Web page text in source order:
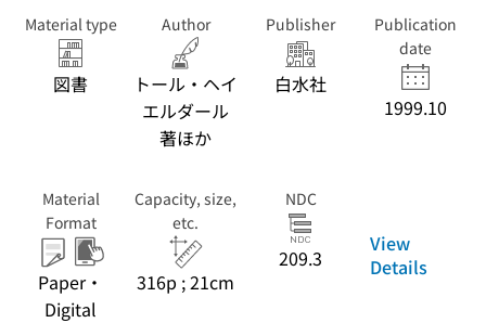
Material type
図書
Author
トール・ヘイ
エルダール
著ほか
Publisher
白水社
Publication
date
1999.10
Material
Format
Paper・
Digital
Capacity, size,
etc.
316p ; 21cm
NDC
209.3
View
Details